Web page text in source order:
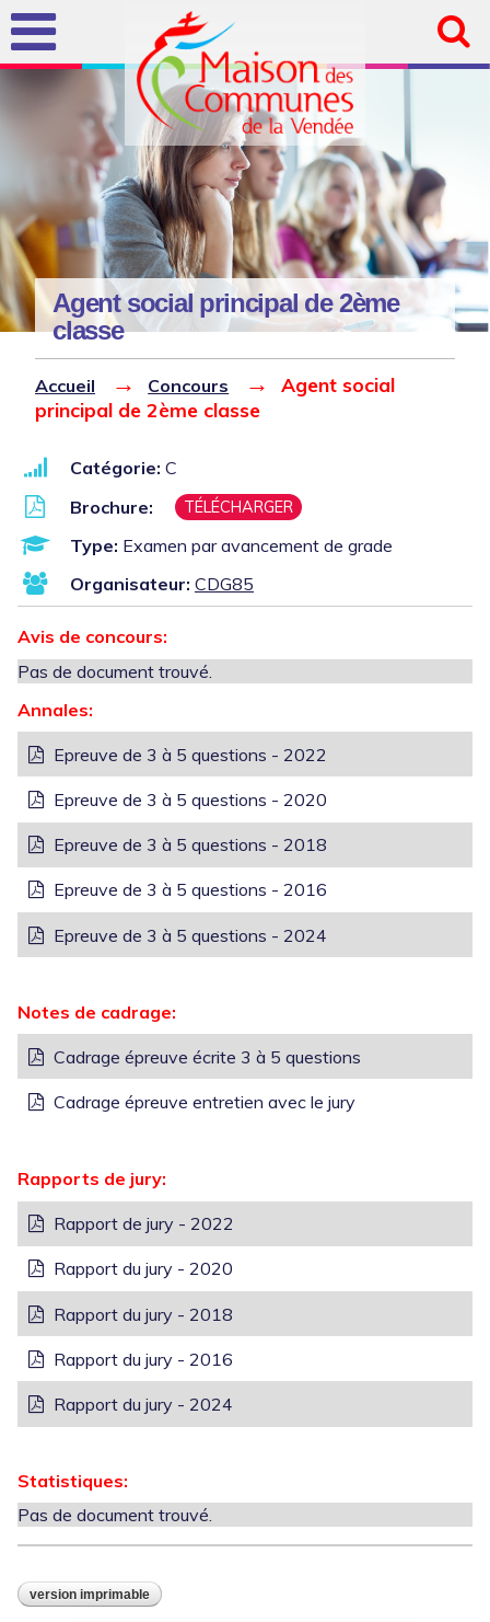
Aller au
contenu
principal
Agent social principal de 2ème
classe
Vous êtes ici
Catégorie: C
Brochure:
TÉLÉCHARGER
Type: Examen par avancement de grade
Organisateur: CDG85
Avis de concours:
Pas de document trouvé.
Annales:
Epreuve de 3 à 5 questions - 2022
Epreuve de 3 à 5 questions - 2020
Epreuve de 3 à 5 questions - 2018
Epreuve de 3 à 5 questions - 2016
Epreuve de 3 à 5 questions - 2024
Notes de cadrage:
Cadrage épreuve écrite 3 à 5 questions
Cadrage épreuve entretien avec le jury
Rapports de jury:
Rapport de jury - 2022
Rapport du jury - 2020
Rapport du jury - 2018
Rapport du jury - 2016
Rapport du jury - 2024
Statistiques:
Pas de document trouvé.
version imprimable